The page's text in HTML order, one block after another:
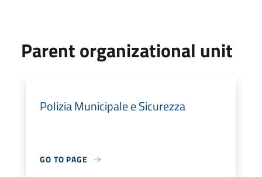
Parent organizational unit
Polizia Municipale e Sicurezza
GO TO PAGE